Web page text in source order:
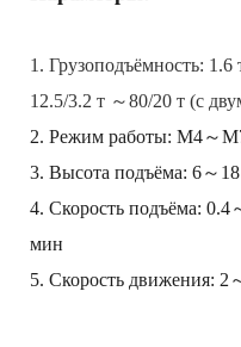
1. Грузоподъёмность:
12.5/3.2 т ～80/20 т (с
2. Режим работы: M4～
3. Высота подъёма: 6～
4. Скорость подъёма:
мин
5. Скорость движения: 2